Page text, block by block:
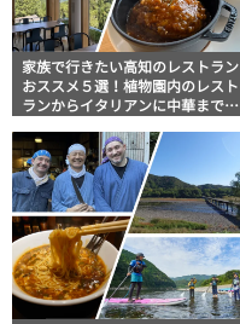
家族で行きたい高知のレストラン
おススメ５選！植物園内のレスト
ランからイタリアンに中華まで楽